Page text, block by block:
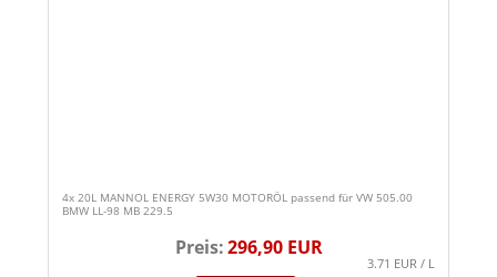
4x 20L MANNOL ENERGY 5W30 MOTORÖL passend für VW 505.00
BMW LL-98 MB 229.5
Preis:296,90 EUR
3.71 EUR / L